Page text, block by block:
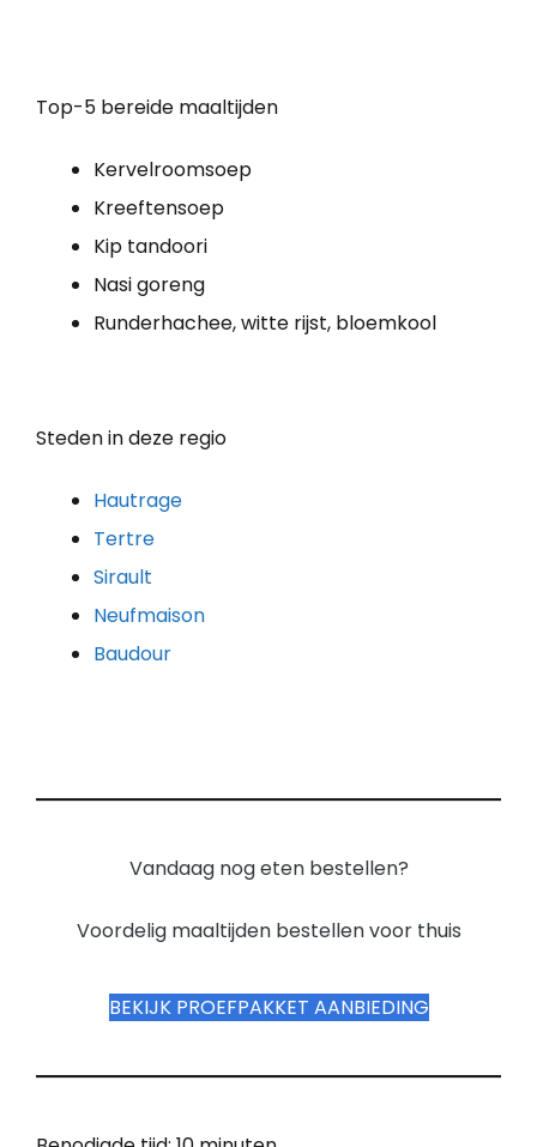
Top-5 bereide maaltijden
Kervelroomsoep
Kreeftensoep
Kip tandoori
Nasi goreng
Runderhachee, witte rijst, bloemkool
Steden in deze regio
Hautrage
Tertre
Sirault
Neufmaison
Baudour
Vandaag nog eten bestellen?
Voordelig maaltijden bestellen voor thuis
BEKIJK PROEFPAKKET AANBIEDING